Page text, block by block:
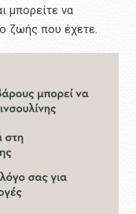
μπορείτε να
ζωής που έχετε.